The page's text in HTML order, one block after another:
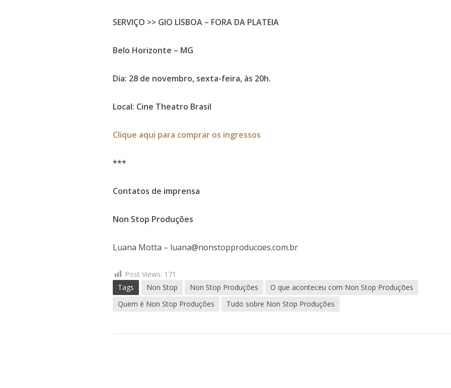
SERVIÇO >> GIO LISBOA – FORA DA PLATEIA
Belo Horizonte – MG
Dia: 28 de novembro, sexta-feira, às 20h.
Local: Cine Theatro Brasil
Clique aqui para comprar os ingressos
***
Contatos de imprensa
Non Stop Produções
Luana Motta – luana@nonstopproducoes.com.br
Post Views: 171
Tags
Non Stop Non Stop Produções
O que aconteceu com Non Stop Produções
Quem é Non Stop Produções
Tudo sobre Non Stop Produções